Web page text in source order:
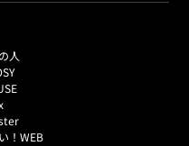
人
！WEB